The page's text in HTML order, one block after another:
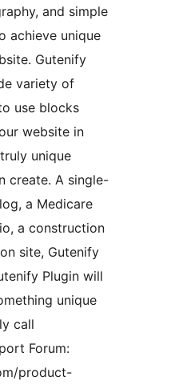
and simple
achieve unique
Gutenify
variety of
use blocks
website in
unique
create. A single-
a Medicare
a construction
site, Gutenify
Plugin will
unique
call
Forum:
product-